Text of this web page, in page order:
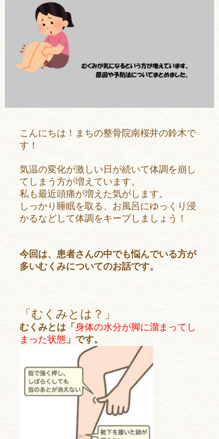
こんにちは！まちの整骨院南桜井の鈴木で
す！
気温の変化が激しい日が続いて体調を崩し
てしまう方が増えています。
私も最近頭痛が増えた気がします。
しっかり睡眠を取る、お風呂にゆっくり浸
かるなどして体調をキープしましょう！
今回は、患者さんの中でも悩んでいる方が
多いむくみについてのお話です。
「むくみとは？」
むくみとは「身体の水分が脚に溜まってし
まった状態 」です。